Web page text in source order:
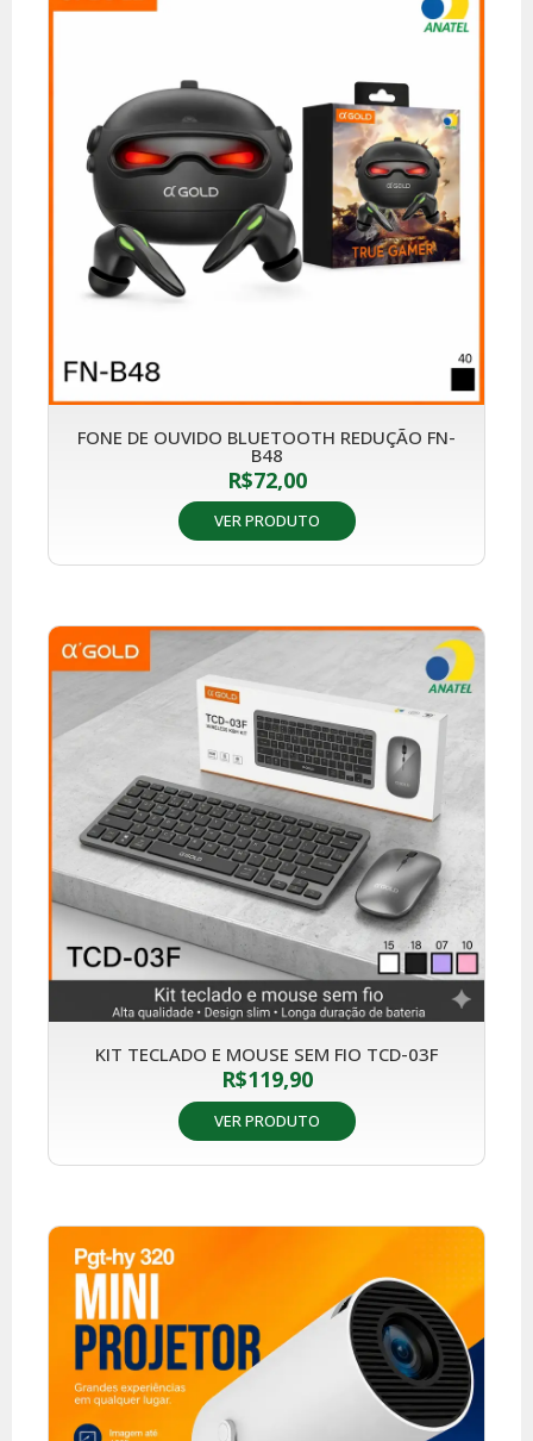
FONE DE OUVIDO BLUETOOTH REDUÇÃO FN-
B48
R$72,00
VER PRODUTO
KIT TECLADO E MOUSE SEM FIO TCD-03F
R$119,90
VER PRODUTO